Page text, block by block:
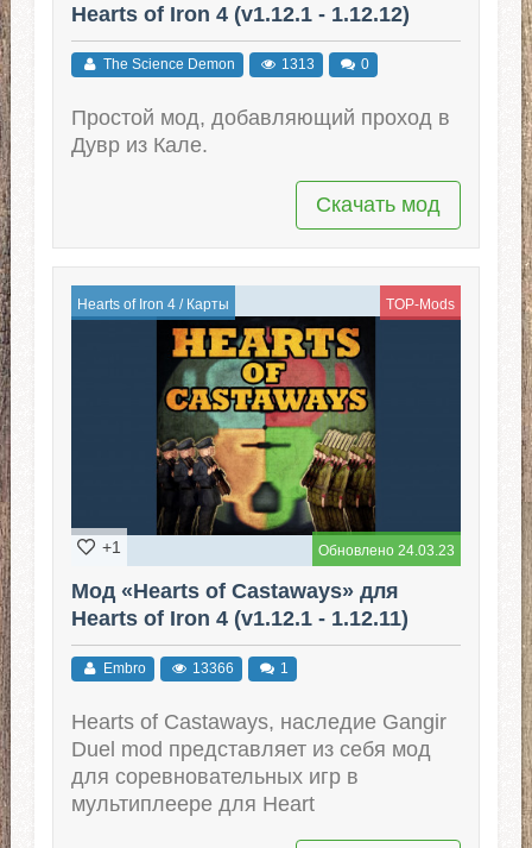
Hearts of Iron 4 (v1.12.1 - 1.12.12)
The Science Demon 1313 0
Простой мод, добавляющий проход в
Дувр из Кале.
Скачать мод
Hearts of Iron 4/ Карты TOP-Mods
Обновлено 24.03.23
+1
Мод «Hearts of Castaways» для
Hearts of Iron 4 (v1.12.1 - 1.12.11)
Embro 13366 1
Hearts of Castaways, наследие Gangir
Duel mod представляет из себя мод
для соревновательных игр в
мультиплеере для Heart